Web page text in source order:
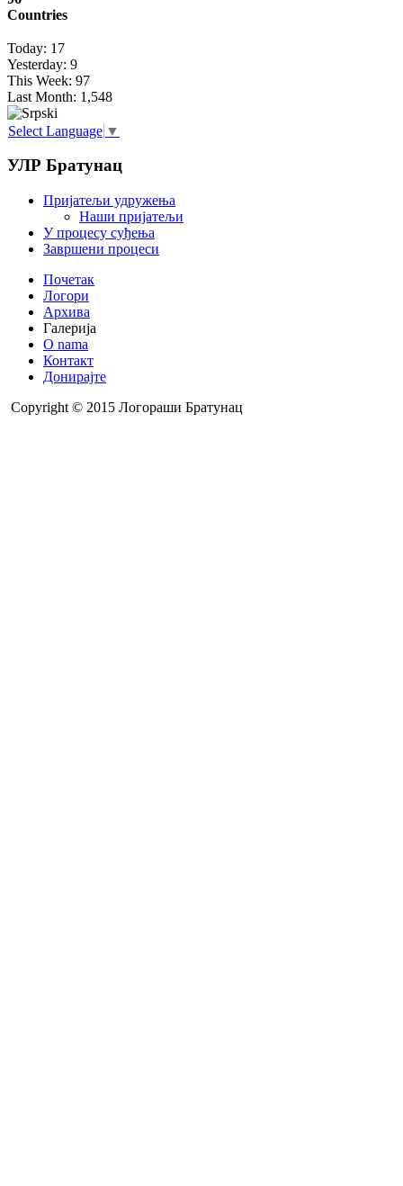
Countries
Today: 17
Yesterday: 9
This Week: 97
Last Month: 1,548
Select Language ▼
УЛР Братунац
Пријатељи удружења
Наши пријатељи
У процесу суђења
Завршени процеси
Почетак
Логори
Архива
Галерија
O nama
Контакт
Донирајте
Copyright © 2015 Логораши Братунац